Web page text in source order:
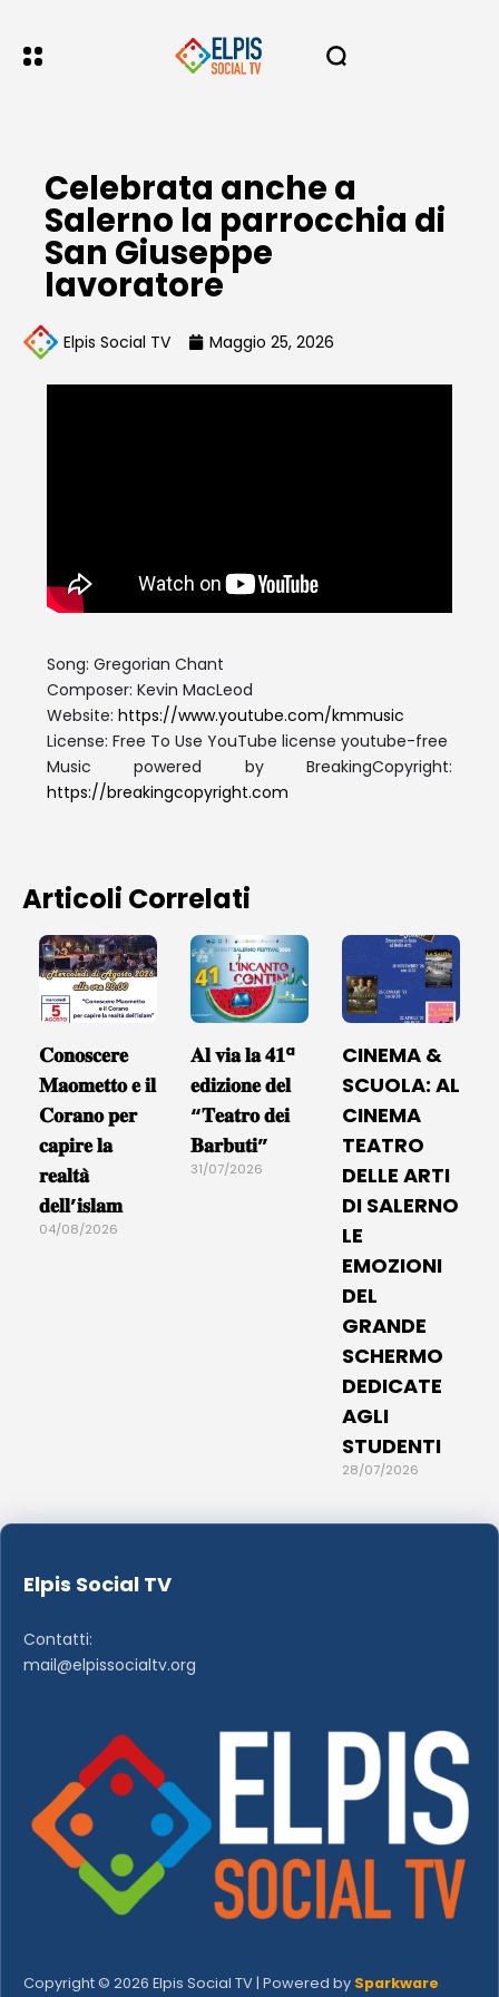
Celebrata anche a
Salerno la parrocchia di
San Giuseppe
lavoratore
Elpis Social TV Maggio 25, 2026
Song: Gregorian Chant
Composer: Kevin MacLeod
Website: https://www.youtube.com/kmmusic
License: Free To Use YouTube license youtube-free
Music powered by BreakingCopyright:
https://breakingcopyright.com
Articoli Correlati
𝐂𝐨𝐧𝐨𝐬𝐜𝐞𝐫𝐞
𝐌𝐚𝐨𝐦𝐞𝐭𝐭𝐨 𝐞 𝐢𝐥
𝐂𝐨𝐫𝐚𝐧𝐨 𝐩𝐞𝐫
𝐜𝐚𝐩𝐢𝐫𝐞 𝐥𝐚
𝐫𝐞𝐚𝐥𝐭𝐚̀
𝐝𝐞𝐥𝐥’𝐢𝐬𝐥𝐚𝐦
04/08/2026
𝐀𝐥 𝐯𝐢𝐚 𝐥𝐚 𝟒𝟏ª
𝐞𝐝𝐢𝐳𝐢𝐨𝐧𝐞 𝐝𝐞𝐥
“𝐓𝐞𝐚𝐭𝐫𝐨 𝐝𝐞𝐢
𝐁𝐚𝐫𝐛𝐮𝐭𝐢”
31/07/2026
CINEMA &
SCUOLA: AL
CINEMA
TEATRO
DELLE ARTI
DI SALERNO
LE
EMOZIONI
DEL
GRANDE
SCHERMO
DEDICATE
AGLI
STUDENTI
28/07/2026
Elpis Social TV
Contatti:
mail@elpissocialtv.org
Copyright © 2026 Elpis Social TV | Powered by Sparkware